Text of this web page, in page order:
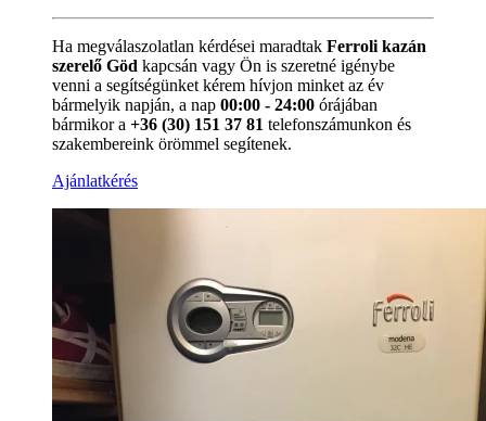
Ha megválaszolatlan kérdései maradtak Ferroli kazán
szerelő Göd kapcsán vagy Ön is szeretné igénybe
venni a segítségünket kérem hívjon minket az év
bármelyik napján, a nap 00:00 - 24:00 órájában
bármikor a +36 (30) 151 37 81 telefonszámunkon és
szakembereink örömmel segítenek.
Ajánlatkérés